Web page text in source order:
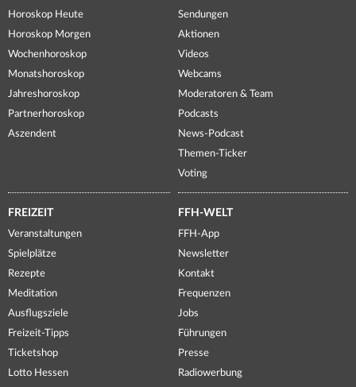
Horoskop Heute
Horoskop Morgen
Wochenhoroskop
Monatshoroskop
Jahreshoroskop
Partnerhoroskop
Aszendent
Sendungen
Aktionen
Videos
Webcams
Moderatoren & Team
Podcasts
News-Podcast
Themen-Ticker
Voting
FREIZEIT
Veranstaltungen
Spielplätze
Rezepte
Meditation
Ausflugsziele
Freizeit-Tipps
Ticketshop
Lotto Hessen
FFH-WELT
FFH-App
Newsletter
Kontakt
Frequenzen
Jobs
Führungen
Presse
Radiowerbung